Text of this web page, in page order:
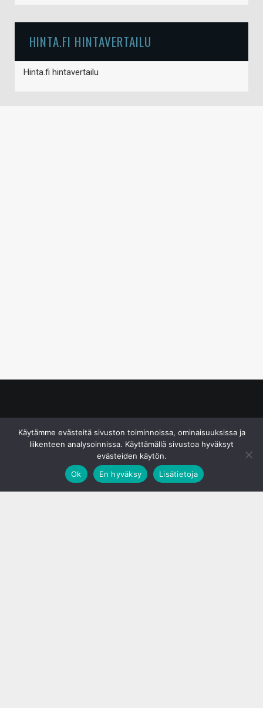
HINTA.FI HINTAVERTAILU
Hinta.fi hintavertailu
Käytämme evästeitä sivuston toiminnoissa, ominaisuuksissa ja
liikenteen analysoinnissa. Käyttämällä sivustoa hyväksyt
evästeiden käytön.
Ok
En hyväksy Lisätietoja